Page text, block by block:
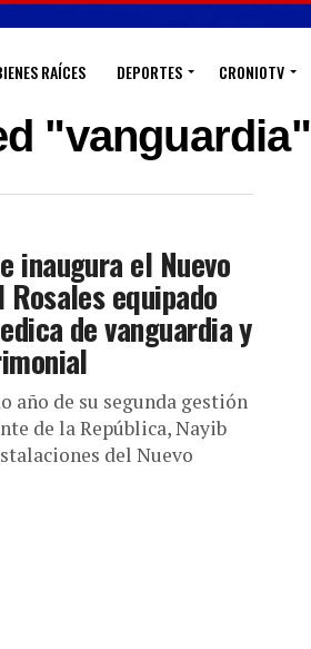
RAÍCES DEPORTES CRONIOTV
"vanguardia"
inaugura el Nuevo
equipado
de vanguardia y
año de su segunda gestión
de la República, Nayib
del Nuevo